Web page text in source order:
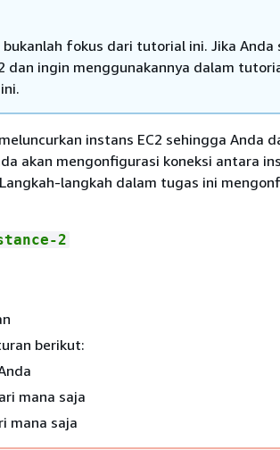
fokus dari tutorial ini. Jika Anda
dan ingin menggunakannya dalam
instans EC2 sehingga Anda
akan mengonfigurasi koneksi antara
langkah dalam tugas ini
2
berikut:
mana saja
mana saja